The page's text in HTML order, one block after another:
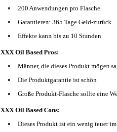
200 Anwendungen pro Flasche
Garantieren: 365 Tage Geld-zurück
Effekte kann bis zu 10 Stunden
XXX Oil Based Pros:
Männer, die dieses Produkt mögen
Die Produktgarantie ist schön
Große Produkt-Flasche sollte eine
XXX Oil Based Cons:
Dieses Produkt ist ein wenig teuer